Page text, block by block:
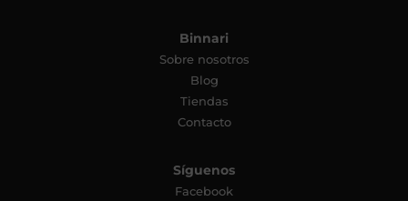
Binnari
Sobre nosotros
Blog
Tiendas
Contacto
Síguenos
Facebook